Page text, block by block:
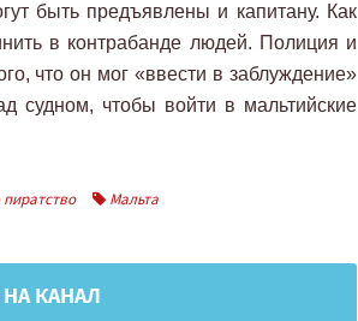
быть предъявлены и капитану. Как
в контрабанде людей. Полиция и
что он мог «ввести в заблуждение»
судном, чтобы войти в мальтийские
пиратство
Мальта
КАНАЛ